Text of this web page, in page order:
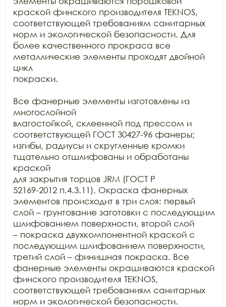
краской финского производителя TEKNOS,
соответствующей требованиям санитарных
норм и экологической безопасности. Для
более качественного прокраса все
металлические элементы проходят двойной
цикл
покраски.
Все фанерные элементы изготовлены из
многослойной
влагостойкой, склеенной под прессом и
соответствующей ГОСТ 30427-96 фанеры;
изгибы, радиусы и скругленные кромки
тщательно отшлифованы и обработаны
краской
для закрытия торцов JRM (ГОСТ Р
52169-2012 п.4.3.11). Окраска фанерных
элементов происходит в три слоя: первый
слой – грунтование заготовки с последующим
шлифованием поверхности, второй слой
– покраска двухкомпонентной краской с
последующим шлифованием поверхности,
третий слой – финишная покраска. Все
фанерные элементы окрашиваются краской
финского производителя TEKNOS,
соответствующей требованиям санитарных
норм и экологической безопасности.